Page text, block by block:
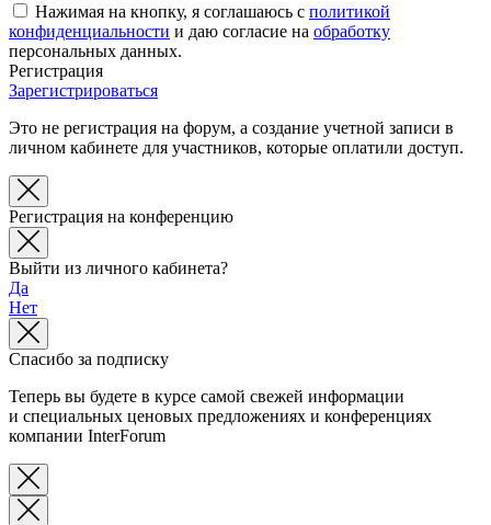
Нажимая на кнопку, я соглашаюсь с политикой
конфиденциальности и даю согласие на обработку
персональных данных.
Регистрация
Зарегистрироваться
Это не регистрация на форум, а создание учетной записи в
личном кабинете для участников, которые оплатили доступ.
Регистрация на конференцию
Выйти из личного кабинета?
Да
Нет
Спасибо за подписку
Теперь вы будете в курсе самой свежей информации
и специальных ценовых предложениях и конференциях
компании InterForum